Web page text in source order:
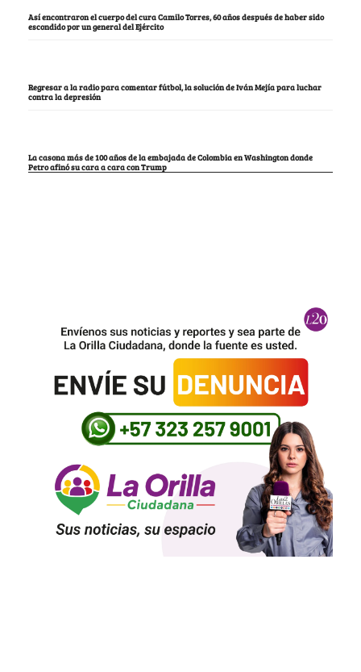
Así encontraron el cuerpo del cura Camilo Torres, 60 años después de haber sido
escondido por un general del Ejército
Regresar a la radio para comentar fútbol, la solución de Iván Mejía para luchar
contra la depresión
La casona más de 100 años de la embajada de Colombia en Washington donde
Petro afinó su cara a cara con Trump